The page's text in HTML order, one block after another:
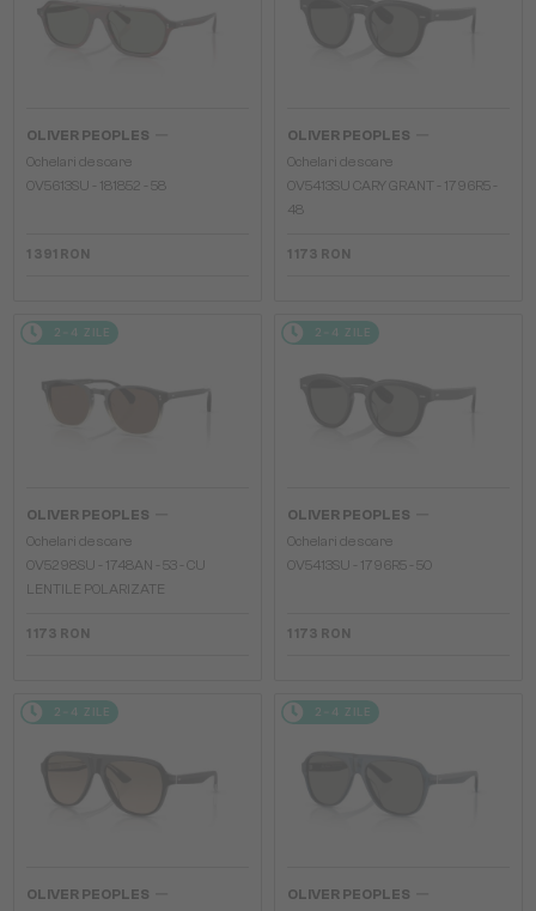
OLIVER PEOPLES
Ochelari de soare
OV5613SU - 181852 - 58
1 391 RON
OLIVER PEOPLES
Ochelari de soare
OV5413SU CARY GRANT - 1796R5 -
48
1 173 RON
2-4 ZILE
OLIVER PEOPLES
Ochelari de soare
OV5298SU - 1748AN - 53 - CU
LENTILE POLARIZATE
1 173 RON
2-4 ZILE
OLIVER PEOPLES
Ochelari de soare
OV5413SU - 1796R5 - 50
1 173 RON
2-4 ZILE
OLIVER PEOPLES
2-4 ZILE
OLIVER PEOPLES